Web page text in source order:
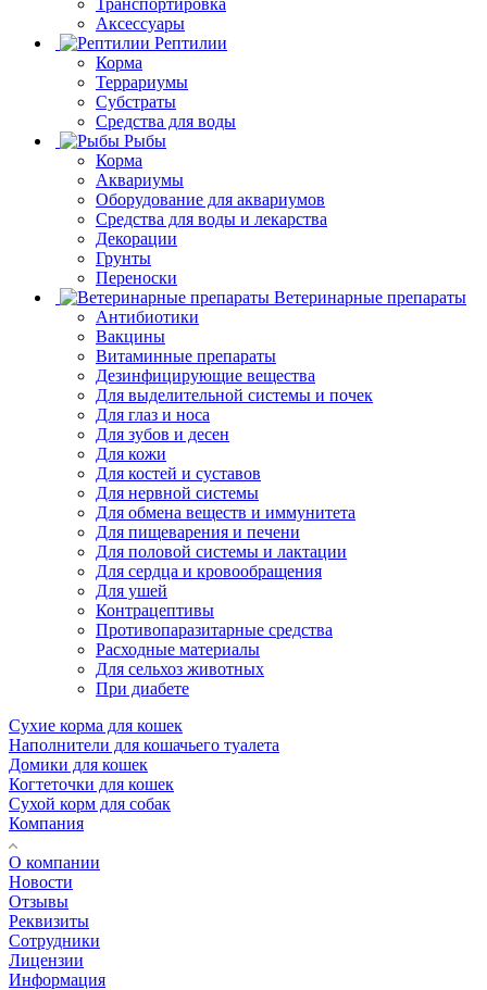
Аксессуары
Рептилии
Корма
Террариумы
Субстраты
Средства для воды
Рыбы
Корма
Аквариумы
Оборудование для аквариумов
Средства для воды и лекарства
Декорации
Грунты
Переноски
Ветеринарные препараты
Антибиотики
Вакцины
Витаминные препараты
Дезинфицирующие вещества
Для выделительной системы и почек
Для глаз и носа
Для зубов и десен
Для кожи
Для костей и суставов
Для нервной системы
Для обмена веществ и иммунитета
Для пищеварения и печени
Для половой системы и лактации
Для сердца и кровообращения
Для ушей
Контрацептивы
Противопаразитарные средства
Расходные материалы
Для сельхоз животных
При диабете
Сухие корма для кошек
Наполнители для кошачьего туалета
Домики для кошек
Когтеточки для кошек
Сухой корм для собак
Компания
О компании
Новости
Отзывы
Реквизиты
Сотрудники
Лицензии
Информация